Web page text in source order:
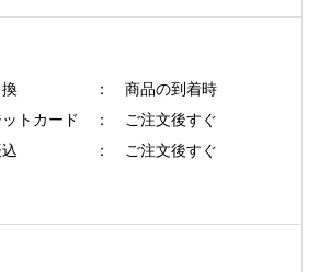
換 ： 商品の到着時
ットカード ： ご注文後すぐ
込 ： ご注文後すぐ